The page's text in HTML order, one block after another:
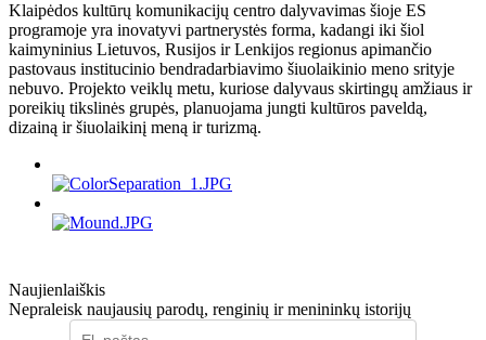
Klaipėdos kultūrų komunikacijų centro dalyvavimas šioje ES
programoje yra inovatyvi partnerystės forma, kadangi iki šiol
kaimyninius Lietuvos, Rusijos ir Lenkijos regionus apimančio
pastovaus institucinio bendradarbiavimo šiuolaikinio meno srityje
nebuvo. Projekto veiklų metu, kuriose dalyvaus skirtingų amžiaus ir
poreikių tikslinės grupės, planuojama jungti kultūros paveldą,
dizainą ir šiuolaikinį meną ir turizmą.
Naujienlaiškis
Nepraleisk naujausių parodų, renginių ir menininkų istorijų